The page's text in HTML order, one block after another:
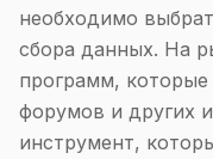
необходимо
сбора данных. На
программ,
форумов и других
инструмент,